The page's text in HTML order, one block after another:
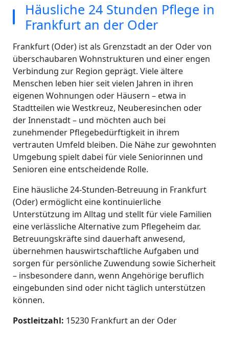
Häusliche 24 Stunden Pflege in
Frankfurt an der Oder
Frankfurt (Oder) ist als Grenzstadt an der Oder von
überschaubaren Wohnstrukturen und einer engen
Verbindung zur Region geprägt. Viele ältere
Menschen leben hier seit vielen Jahren in ihren
eigenen Wohnungen oder Häusern – etwa in
Stadtteilen wie Westkreuz, Neuberesinchen oder
der Innenstadt – und möchten auch bei
zunehmender Pflegebedürftigkeit in ihrem
vertrauten Umfeld bleiben. Die Nähe zur gewohnten
Umgebung spielt dabei für viele Seniorinnen und
Senioren eine entscheidende Rolle.
Eine häusliche 24-Stunden-Betreuung in Frankfurt
(Oder) ermöglicht eine kontinuierliche
Unterstützung im Alltag und stellt für viele Familien
eine verlässliche Alternative zum Pflegeheim dar.
Betreuungskräfte sind dauerhaft anwesend,
übernehmen hauswirtschaftliche Aufgaben und
sorgen für persönliche Zuwendung sowie Sicherheit
– insbesondere dann, wenn Angehörige beruflich
eingebunden sind oder nicht täglich unterstützen
können.
Postleitzahl: 15230 Frankfurt an der Oder